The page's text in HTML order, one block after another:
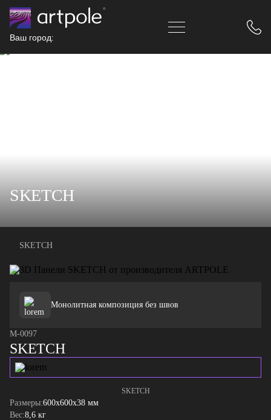
Ваш город:
SKETCH
SKETCH
Монолитная композиция без швов
M-0097
SKETCH
SKETCH
Размеры:600x600x38 мм
Вес:8,6 кг